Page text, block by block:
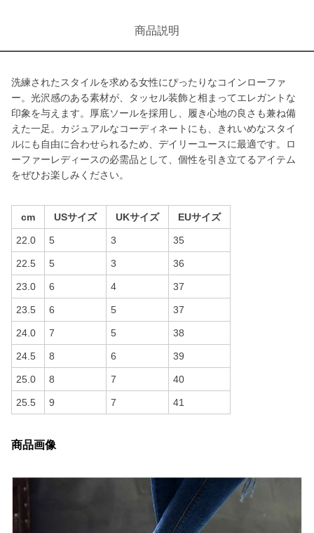
商品説明
洗練されたスタイルを求める女性にぴったりなコインローファ
ー。光沢感のある素材が、タッセル装飾と相まってエレガントな
印象を与えます。厚底ソールを採用し、履き心地の良さも兼ね備
えた一足。カジュアルなコーディネートにも、きれいめなスタイ
ルにも自由に合わせられるため、デイリーユースに最適です。ロ
ーファーレディースの必需品として、個性を引き立てるアイテム
をぜひお楽しみください。
cm USサイズ UKサイズ EUサイズ
22.0 5 3 35
22.5 5 3 36
23.0 6 4 37
23.5 6 5 37
24.0 7 5 38
24.5 8 6 39
25.0 8 7 40
25.5 9 7 41
商品画像